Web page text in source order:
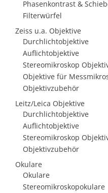
Phasenkontrast &
Filterwürfel
Zeiss u.a. Objektive
Durchlichtobjektive
Auflichtobjektive
Stereomikroskop
Objektive für
Objektivzubehör
Leitz/Leica Objektive
Durchlichtobjektive
Auflichtobjektive
Stereomikroskop
Objektivzubehör
Okulare
Okulare
Stereomikroskopokulare